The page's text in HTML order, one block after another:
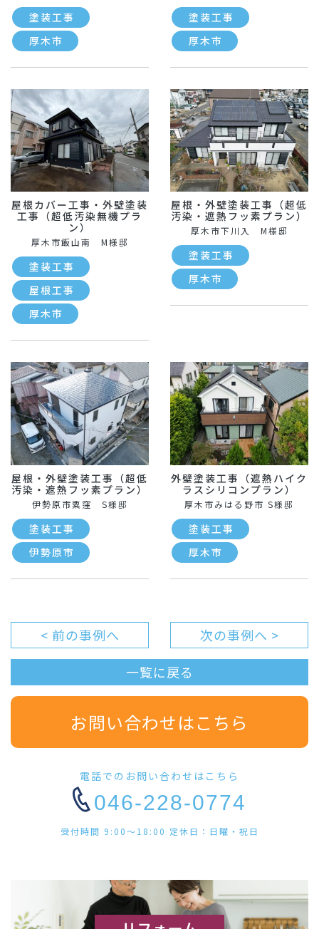
塗装工事
厚木市
塗装工事
厚木市
屋根カバー工事・外壁塗装
工事（超低汚染無機プラ
ン）
厚木市飯山南 M様邸
塗装工事
屋根工事
厚木市
屋根・外壁塗装工事（超低
汚染・遮熱フッ素プラン）
厚木市下川入 M様邸
塗装工事
厚木市
屋根・外壁塗装工事（超低
汚染・遮熱フッ素プラン）
伊勢原市粟窪 S様邸
塗装工事
伊勢原市
外壁塗装工事（遮熱ハイク
ラスシリコンプラン）
厚木市みはる野市 S様邸
塗装工事
厚木市
< 前の事例へ
次の事例へ >
一覧に戻る
お問い合わせはこちら
電話でのお問い合わせはこちら
046-228-0774
受付時間 9:00〜18:00 定休日：日曜・祝日